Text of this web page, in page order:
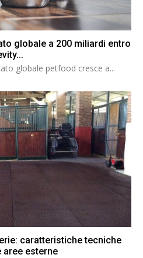
globale a 200 miliardi entro
globale petfood cresce a...
caratteristiche tecniche
aree esterne